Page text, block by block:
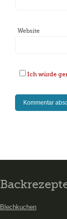
Website
Ich würde
Blechkuchen